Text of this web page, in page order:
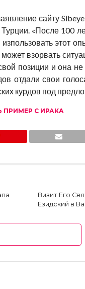
сайту
«После 100
этот
взорвать
позиции и она не
отдали свои
курдов под
ПРИМЕР С ИРАКА
Визит Его
Езидский в